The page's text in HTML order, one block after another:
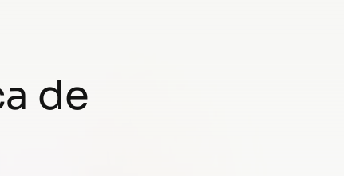
de